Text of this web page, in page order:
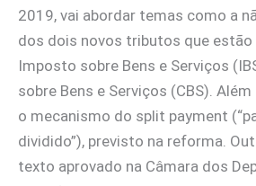
2019, vai abordar temas como a
dos dois novos tributos que estão
Imposto sobre Bens e Serviços
sobre Bens e Serviços (CBS).
o mecanismo do split payment
dividido”), previsto na reforma.
texto aprovado na Câmara dos